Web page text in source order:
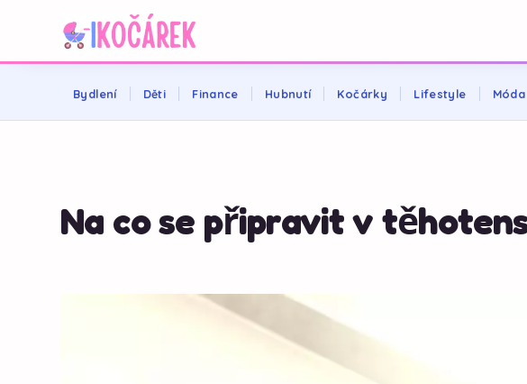
Bydlení Děti Finance Hubnutí Kočárky Lifestyle Móda
Na co se připravit v